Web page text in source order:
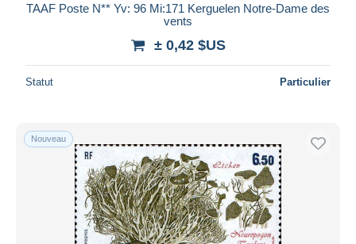
TAAF Poste N** Yv: 96 Mi:171 Kerguelen Notre-Dame des
vents
± 0,42 $US
Statut Particulier
Nouveau